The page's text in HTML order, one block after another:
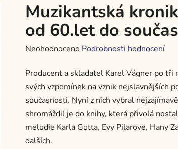
Muzikantská
od 60.let do
Průměrné
produktu
je
0,0
z
5
hvězdiček.
Neohodnoceno Podrobnosti hodnocení
Producent a skladatel Karel Vágner po tři
svých vzpomínek na vznik nejslavnějších
současnosti. Nyní z nich vybral
shromáždil je do knihy, která přivolá
melodie Karla Gotta, Evy Pilarové, Hany
dalších.